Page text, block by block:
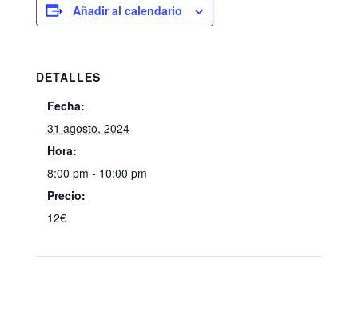
Añadir al calendario
DETALLES
Fecha:
31 agosto, 2024
Hora:
8:00 pm - 10:00 pm
Precio:
12€